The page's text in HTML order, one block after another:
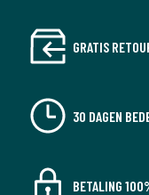
GRATIS
30 DAGEN
BETALING